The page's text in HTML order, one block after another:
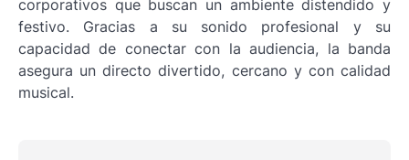
corporativos que buscan un ambiente distendido y
festivo. Gracias a su sonido profesional y su
capacidad de conectar con la audiencia, la banda
asegura un directo divertido, cercano y con calidad
musical.